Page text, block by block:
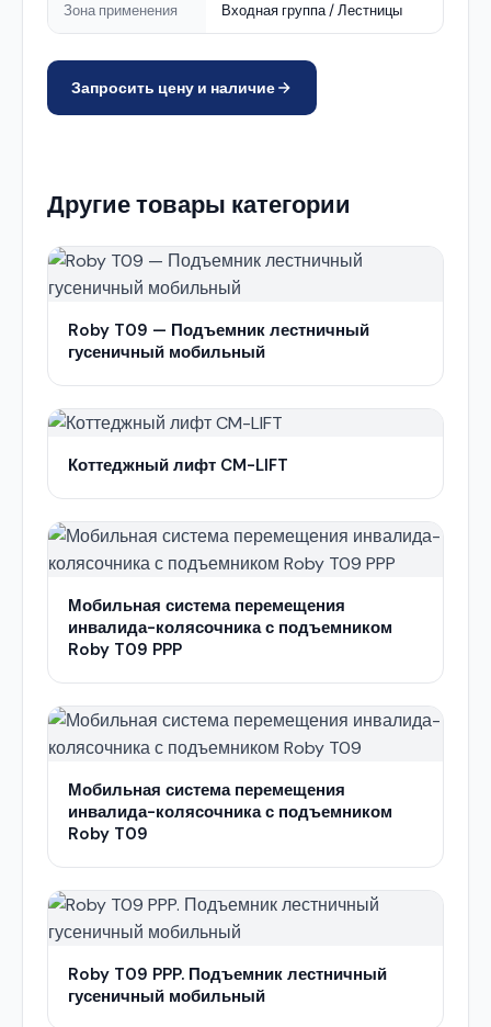
Зона применения Входная группа / Лестницы
Запросить цену и наличие
Другие товары категории
Roby T09 — Подъемник лестничный
гусеничный мобильный
Коттеджный лифт CM-LIFT
Мобильная система перемещения
инвалида-колясочника с подъемником
Roby T09 PPP
Мобильная система перемещения
инвалида-колясочника с подъемником
Roby T09
Roby T09 PPP. Подъемник лестничный
гусеничный мобильный